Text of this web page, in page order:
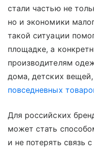
стали частью не
но и экономики
такой ситуации
площадке, а
производителям
дома, детских
повседневных
Для российских
может стать
и не потерять связь